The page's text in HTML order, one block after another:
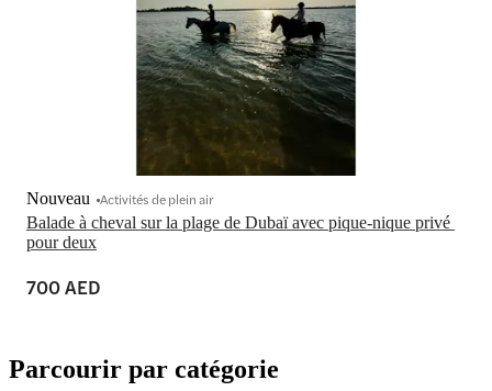
Balade à cheval sur la plage de Dubaï avec pique-nique privé
pour deux
Nouveau Activités de plein air
700 AED
Parcourir par catégorie